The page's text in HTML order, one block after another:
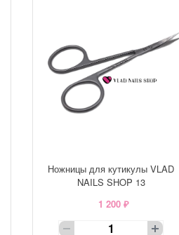
Ножницы для кутикулы VLAD
NAILS SHOP 13
1 200 ₽